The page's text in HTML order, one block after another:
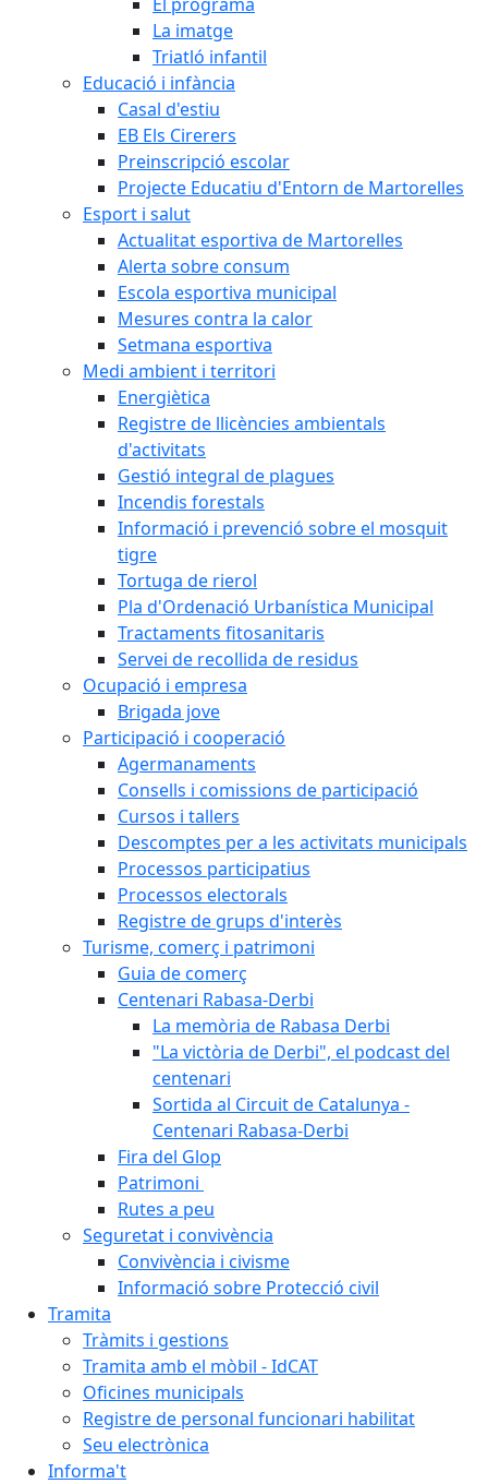
La imatge
Triatló infantil
Educació i infància
Casal d'estiu
EB Els Cirerers
Preinscripció escolar
Projecte Educatiu d'Entorn de Martorelles
Esport i salut
Actualitat esportiva de Martorelles
Alerta sobre consum
Escola esportiva municipal
Mesures contra la calor
Setmana esportiva
Medi ambient i territori
Energiètica
Registre de llicències ambientals
d'activitats
Gestió integral de plagues
Incendis forestals
Informació i prevenció sobre el mosquit
tigre
Tortuga de rierol
Pla d'Ordenació Urbanística Municipal
Tractaments fitosanitaris
Servei de recollida de residus
Ocupació i empresa
Brigada jove
Participació i cooperació
Agermanaments
Consells i comissions de participació
Cursos i tallers
Descomptes per a les activitats municipals
Processos participatius
Processos electorals
Registre de grups d'interès
Turisme, comerç i patrimoni
Guia de comerç
Centenari Rabasa-Derbi
La memòria de Rabasa Derbi
"La victòria de Derbi", el podcast del
centenari
Sortida al Circuit de Catalunya -
Centenari Rabasa-Derbi
Fira del Glop
Patrimoni
Rutes a peu
Seguretat i convivència
Convivència i civisme
Informació sobre Protecció civil
Tramita
Tràmits i gestions
Tramita amb el mòbil - IdCAT
Oficines municipals
Registre de personal funcionari habilitat
Seu electrònica
Informa't